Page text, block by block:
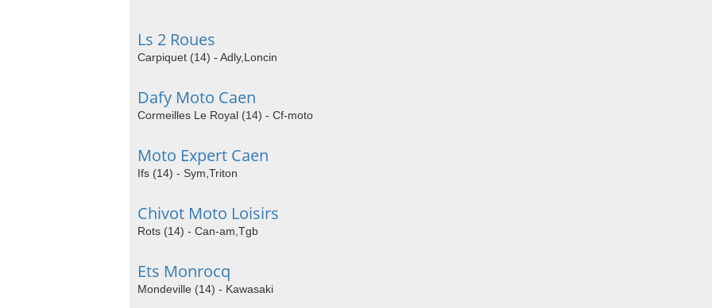
Ls 2 Roues
Carpiquet (14) - Adly,Loncin
Dafy Moto Caen
Cormeilles Le Royal (14) - Cf-moto
Moto Expert Caen
Ifs (14) - Sym,Triton
Chivot Moto Loisirs
Rots (14) - Can-am,Tgb
Ets Monrocq
Mondeville (14) - Kawasaki